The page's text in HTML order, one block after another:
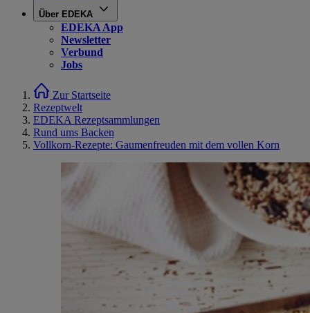
Über EDEKA
EDEKA App
Newsletter
Verbund
Jobs
Zur Startseite
Rezeptwelt
EDEKA Rezeptsammlungen
Rund ums Backen
Vollkorn-Rezepte: Gaumenfreuden mit dem vollen Korn